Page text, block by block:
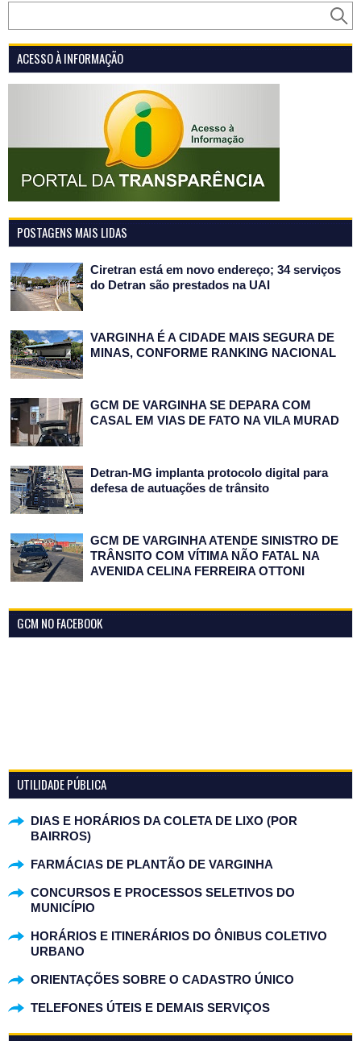
ACESSO À INFORMAÇÃO
POSTAGENS MAIS LIDAS
Ciretran está em novo endereço; 34 serviços
do Detran são prestados na UAI
VARGINHA É A CIDADE MAIS SEGURA DE
MINAS, CONFORME RANKING NACIONAL
GCM DE VARGINHA SE DEPARA COM
CASAL EM VIAS DE FATO NA VILA MURAD
Detran-MG implanta protocolo digital para
defesa de autuações de trânsito
GCM DE VARGINHA ATENDE SINISTRO DE
TRÂNSITO COM VÍTIMA NÃO FATAL NA
AVENIDA CELINA FERREIRA OTTONI
GCM NO FACEBOOK
UTILIDADE PÚBLICA
DIAS E HORÁRIOS DA COLETA DE LIXO (POR
BAIRROS)
FARMÁCIAS DE PLANTÃO DE VARGINHA
CONCURSOS E PROCESSOS SELETIVOS DO
MUNICÍPIO
HORÁRIOS E ITINERÁRIOS DO ÔNIBUS COLETIVO
URBANO
ORIENTAÇÕES SOBRE O CADASTRO ÚNICO
TELEFONES ÚTEIS E DEMAIS SERVIÇOS